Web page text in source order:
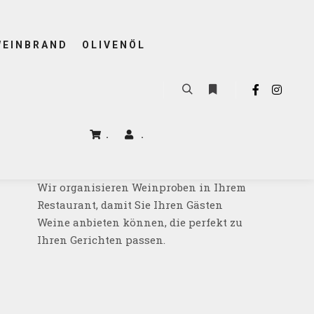
OLIVENÖL
. .
Wir organisieren Weinproben in Ihrem
Restaurant, damit Sie Ihren Gästen
Weine anbieten können, die perfekt zu
Ihren Gerichten passen.